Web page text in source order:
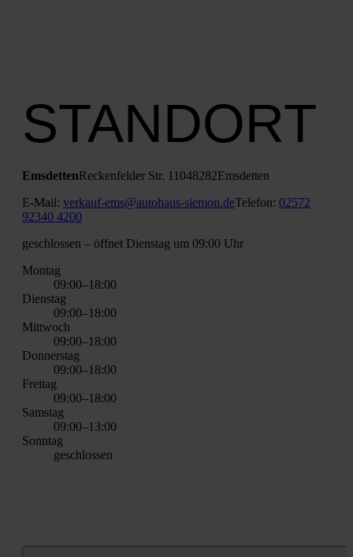
STANDORT
Ems­det­tenRecken­fel­der Str. 11048282Ems­det­ten
E‑Mail: verkauf-ems@autohaus-siemon.deTele­fon: 02572
92340 4200
geschlos­sen – öff­net Diens­tag um 09:00 Uhr
Mon­tag
09:00–18:00
Diens­tag
09:00–18:00
Mitt­woch
09:00–18:00
Don­ners­tag
09:00–18:00
Frei­tag
09:00–18:00
Sams­tag
09:00–13:00
Sonn­tag
geschlos­sen